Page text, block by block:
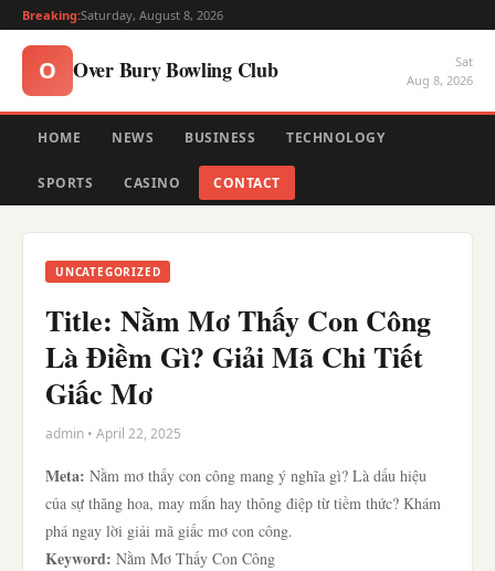
Breaking:Saturday, August 8, 2026
O Over Bury Bowling Club
Sat
Aug 8, 2026
HOME NEWS BUSINESS TECHNOLOGY
SPORTS CASINO CONTACT
UNCATEGORIZED
Title: Nằm Mơ Thấy Con Công
Là Điềm Gì? Giải Mã Chi Tiết
Giấc Mơ
admin • April 22, 2025
Meta: Nằm mơ thấy con công mang ý nghĩa gì? Là dấu hiệu
của sự thăng hoa, may mắn hay thông điệp từ tiềm thức? Khám
phá ngay lời giải mã giấc mơ con công.
Keyword: Nằm Mơ Thấy Con Công